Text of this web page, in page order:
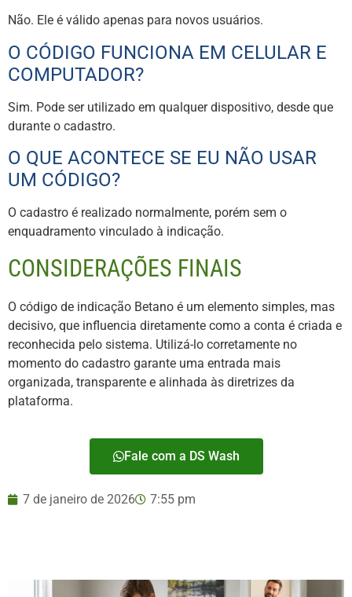
Não. Ele é válido apenas para novos usuários.
O CÓDIGO FUNCIONA EM CELULAR E
COMPUTADOR?
Sim. Pode ser utilizado em qualquer dispositivo, desde que
durante o cadastro.
O QUE ACONTECE SE EU NÃO USAR
UM CÓDIGO?
O cadastro é realizado normalmente, porém sem o
enquadramento vinculado à indicação.
CONSIDERAÇÕES FINAIS
O código de indicação Betano é um elemento simples, mas
decisivo, que influencia diretamente como a conta é criada e
reconhecida pelo sistema. Utilizá-lo corretamente no
momento do cadastro garante uma entrada mais
organizada, transparente e alinhada às diretrizes da
plataforma.
Fale com a DS Wash
7 de janeiro de 2026 7:55 pm